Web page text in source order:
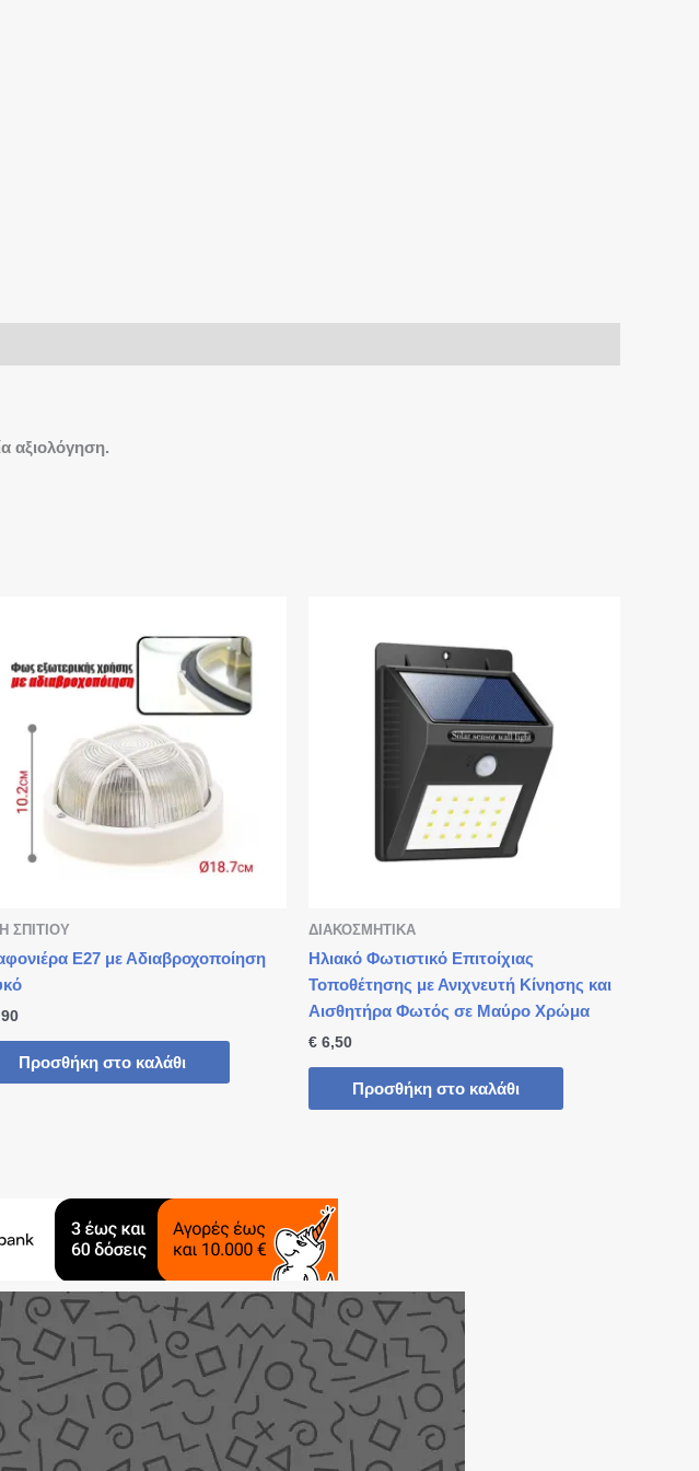
αξιολόγηση.
ΣΠΙΤΙΟΥ
Ε27 με Αδιαβροχοποίηση
Προσθήκη στο καλάθι
ΔΙΑΚΟΣΜΗΤΙΚΑ
Ηλιακό Φωτιστικό Επιτοίχιας
Τοποθέτησης με Ανιχνευτή Κίνησης και
Αισθητήρα Φωτός σε Μαύρο Χρώμα
€ 6,50
Προσθήκη στο καλάθι